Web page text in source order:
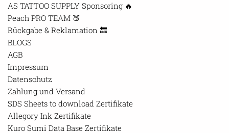
AS TATTOO SUPPLY Sponsoring 🔥
Peach PRO TEAM 🍑
Rückgabe & Reklamation 🔙
BLOGS
AGB
Impressum
Datenschutz
Zahlung und Versand
SDS Sheets to download Zertifikate
Allegory Ink Zertifikate
Kuro Sumi Data Base Zertifikate